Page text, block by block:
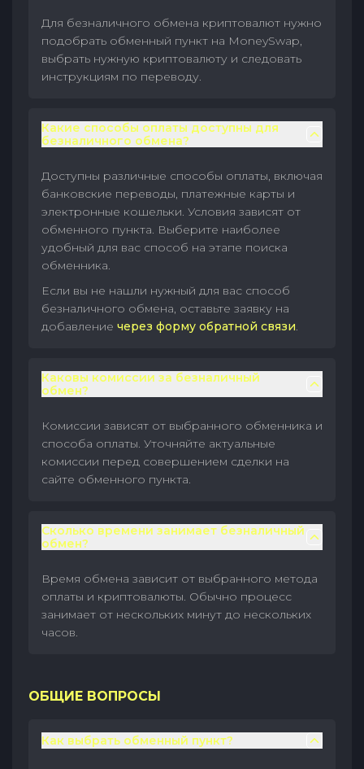
Для безналичного обмена криптовалют нужно
подобрать обменный пункт на MoneySwap,
выбрать нужную криптовалюту и следовать
инструкциям по переводу.
Какие способы оплаты доступны для
безналичного обмена?
Доступны различные способы оплаты, включая
банковские переводы, платежные карты и
электронные кошельки. Условия зависят от
обменного пункта. Выберите наиболее
удобный для вас способ на этапе поиска
обменника.
Если вы не нашли нужный для вас способ
безналичного обмена, оставьте заявку на
добавление через форму обратной связи.
Каковы комиссии за безналичный
обмен?
Комиссии зависят от выбранного обменника и
способа оплаты. Уточняйте актуальные
комиссии перед совершением сделки на
сайте обменного пункта.
Сколько времени занимает безналичный
обмен?
Время обмена зависит от выбранного метода
оплаты и криптовалюты. Обычно процесс
занимает от нескольких минут до нескольких
часов.
ОБЩИЕ ВОПРОСЫ
Как выбрать обменный пункт?